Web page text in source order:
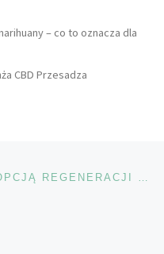
– co to oznacza dla
CBD Przesadza